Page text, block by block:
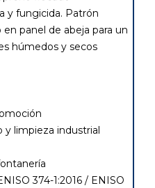
y fungicida. Patrón
panel de abeja para un
húmedos y secos
limpieza industrial
374-1:2016 / ENISO